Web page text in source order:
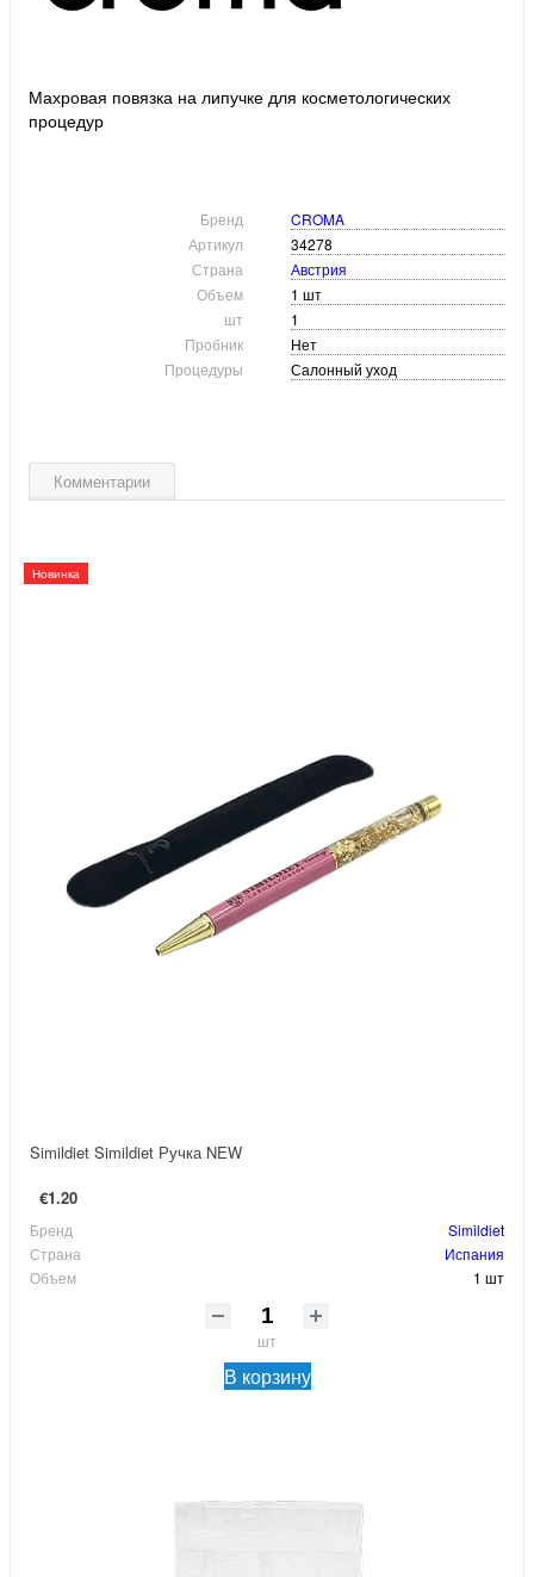
Махровая повязка на липучке для косметологических
процедур
Бренд
CROMA
Артикул
34278
Страна
Австрия
Объем
1 шт
шт
1
Пробник
Нет
Процедуры
Салонный уход
Комментарии
Новинка
Simildiet Simildiet Ручка NEW
€1.20
Бренд
Simildiet
Страна
Испания
Объем
1 шт
шт
В корзину